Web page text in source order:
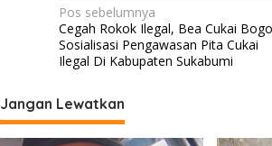
N
a
v
i
g
Pos sebelumnya
Cegah Rokok Ilegal, Bea Cukai
Sosialisasi Pengawasan Pita Cukai
Ilegal Di Kabupaten Sukabumi
Jangan Lewatkan